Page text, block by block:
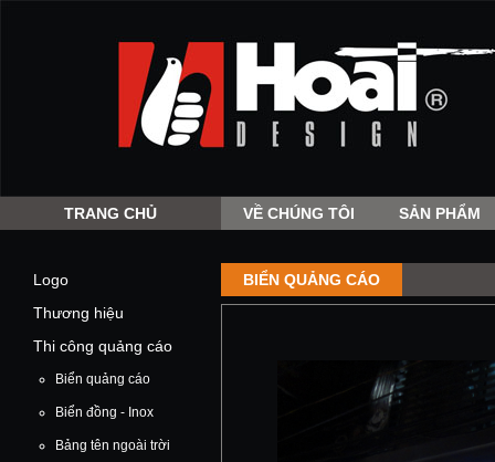
TRANG CHỦ VỀ CHÚNG TÔI SẢN PHẨM
Logo
Thương hiệu
Thi công quảng cáo
Biển quảng cáo
Biển đồng - Inox
Bảng tên ngoài trời
BIỂN QUẢNG CÁO